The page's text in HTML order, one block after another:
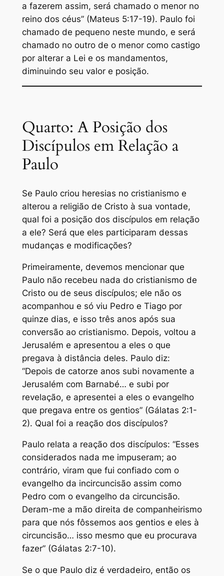
a fazerem assim, será chamado o menor no
reino dos céus” (Mateus 5:17-19). Paulo foi
chamado de pequeno neste mundo, e será
chamado no outro de o menor como castigo
por alterar a Lei e os mandamentos,
diminuindo seu valor e posição.
Quarto: A Posição dos
Discípulos em Relação a
Paulo
Se Paulo criou heresias no cristianismo e
alterou a religião de Cristo à sua vontade,
qual foi a posição dos discípulos em relação
a ele? Será que eles participaram dessas
mudanças e modificações?
Primeiramente, devemos mencionar que
Paulo não recebeu nada do cristianismo de
Cristo ou de seus discípulos; ele não os
acompanhou e só viu Pedro e Tiago por
quinze dias, e isso três anos após sua
conversão ao cristianismo. Depois, voltou a
Jerusalém e apresentou a eles o que
pregava à distância deles. Paulo diz:
“Depois de catorze anos subi novamente a
Jerusalém com Barnabé… e subi por
revelação, e apresentei a eles o evangelho
que pregava entre os gentios” (Gálatas 2:1-
2). Qual foi a reação dos discípulos?
Paulo relata a reação dos discípulos: “Esses
considerados nada me impuseram; ao
contrário, viram que fui confiado com o
evangelho da incircuncisão assim como
Pedro com o evangelho da circuncisão.
Deram-me a mão direita de companheirismo
para que nós fôssemos aos gentios e eles à
circuncisão… isso mesmo que eu procurava
fazer” (Gálatas 2:7-10).
Se o que Paulo diz é verdadeiro, então os